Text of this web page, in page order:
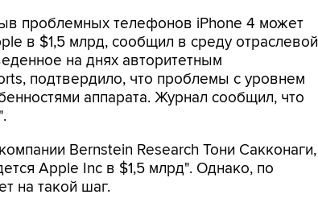
проблемных телефонов iPhone 4 может
в $1,5 млрд, сообщил в среду отраслевой
на днях авторитетным
подтвердило, что проблемы с уровнем
аппарата. Журнал сообщил, что
Bernstein Research Тони Сакконаги,
Apple Inc в $1,5 млрд". Однако, по
на такой шаг.